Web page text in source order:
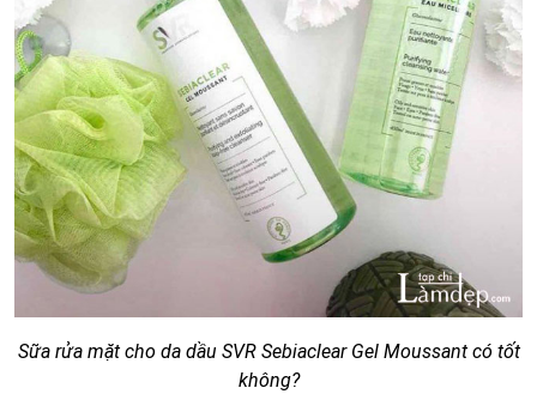
Sữa rửa mặt cho da dầu SVR Sebiaclear Gel Moussant có tốt
không?